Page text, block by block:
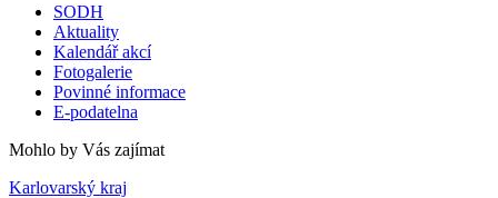
SODH
Aktuality
Kalendář akcí
Fotogalerie
Povinné informace
E-podatelna
Mohlo by Vás zajímat
Karlovarský kraj